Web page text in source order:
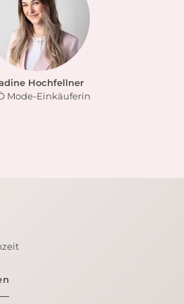
Hochfellner
Mode-Einkäuferin